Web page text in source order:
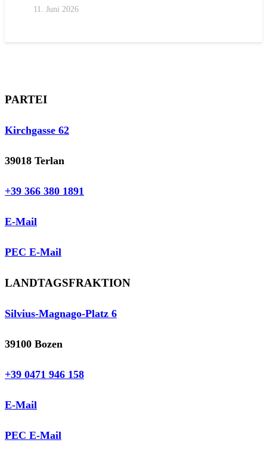
11. Juni 2026
PARTEI
Kirchgasse 62
39018 Terlan
+39 366 380 1891
E-Mail
PEC E-Mail
LANDTAGSFRAKTION
Silvius-Magnago-Platz 6
39100 Bozen
+39 0471 946 158
E-Mail
PEC E-Mail